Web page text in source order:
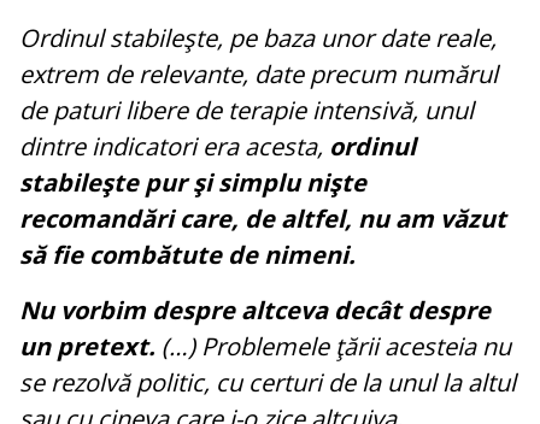
Ordinul stabileşte, pe baza unor date reale,
extrem de relevante, date precum numărul
de paturi libere de terapie intensivă, unul
dintre indicatori era acesta, ordinul
stabileşte pur şi simplu nişte
recomandări care, de altfel, nu am văzut
să fie combătute de nimeni.
Nu vorbim despre altceva decât despre
un pretext. (…) Problemele ţării acesteia nu
se rezolvă politic, cu certuri de la unul la altul